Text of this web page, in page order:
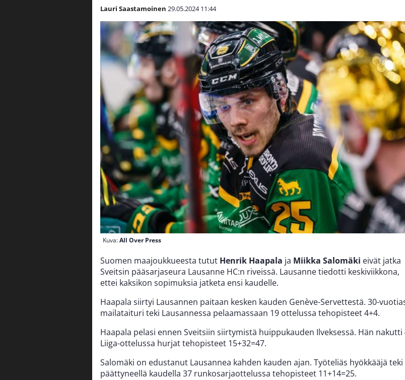
Lauri Saastamoinen 29.05.2024 11:44
Kuva:All Over Press
Suomen maajoukkueesta tutut Henrik Haapala ja Miikka Salomäki eivät jatka
Sveitsin pääsarjaseura Lausanne HC:n riveissä. Lausanne tiedotti keskiviikkona,
ettei kaksikon sopimuksia jatketa ensi kaudelle.
Haapala siirtyi Lausannen paitaan kesken kauden Genève-Servettestä. 30-
mailataituri teki Lausannessa pelaamassaan 19 ottelussa tehopisteet 4+4.
Haapala pelasi ennen Sveitsiin siirtymistä huippukauden Ilveksessä. Hän nakutti
Liiga-ottelussa hurjat tehopisteet 15+32=47.
Salomäki on edustanut Lausannea kahden kauden ajan. Työteliäs hyökkääjä teki
päättyneellä kaudella 37 runkosarjaottelussa tehopisteet 11+14=25.